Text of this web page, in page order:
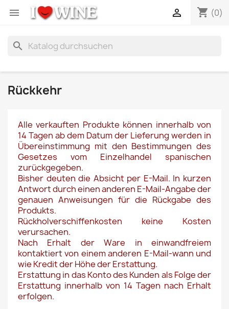
 shopping_cart (0)

search
Rückkehr
Alle verkauften Produkte können innerhalb von
14 Tagen ab dem Datum der Lieferung werden in
Übereinstimmung mit den Bestimmungen des
Gesetzes vom Einzelhandel spanischen
zurückgegeben.
Bisher deuten die Absicht per E-Mail. In kurzen
Antwort durch einen anderen E-Mail-Angabe der
genauen Anweisungen für die Rückgabe des
Produkts.
Rückholverschiffenkosten keine Kosten
verursachen.
Nach Erhalt der Ware in einwandfreiem
kontaktiert von einem anderen E-Mail-wann und
wie Kredit der Höhe der Erstattung.
Erstattung in das Konto des Kunden als Folge der
Erstattung innerhalb von 14 Tagen nach Erhalt
erfolgen.